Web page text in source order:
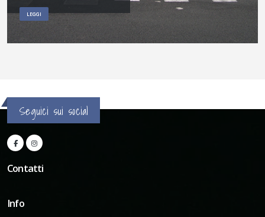
LEGGI
Seguici sui social
Contatti
Info